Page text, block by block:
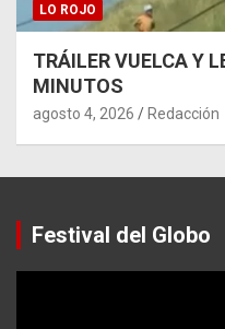
LO ROJO
TRÁILER VUELCA Y
MINUTOS
agosto 4, 2026 Redacción
Festival del Globo